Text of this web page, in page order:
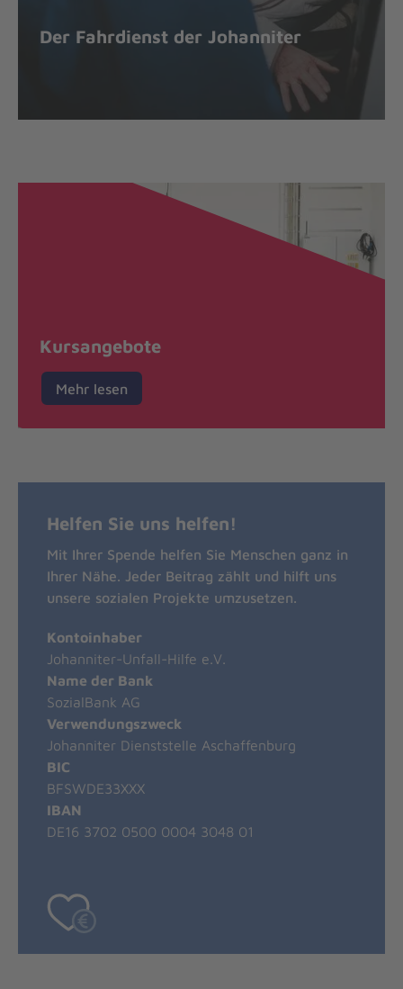
Der Fahrdienst der Johanniter
Kursangebote
Mehr lesen
Helfen Sie uns helfen!
Mit Ihrer Spende helfen Sie Menschen ganz in
Ihrer Nähe. Jeder Beitrag zählt und hilft uns
unsere sozialen Projekte umzusetzen.
Kontoinhaber
Johanniter-Unfall-Hilfe e.V.
Name der Bank
SozialBank AG
Verwendungszweck
Johanniter Dienststelle Aschaffenburg
BIC
BFSWDE33XXX
IBAN
DE16 3702 0500 0004 3048 01